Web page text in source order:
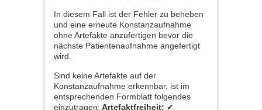
In diesem Fall ist der Fehler zu beheben
und eine erneute Konstanzaufnahme
ohne Artefakte anzufertigen bevor die
nächste Patientenaufnahme angefertigt
wird.
Sind keine Artefakte auf der
Konstanzaufnahme erkennbar, ist im
entsprechenden Formblatt folgendes
einzutragen: Artefaktfreiheit: ✔